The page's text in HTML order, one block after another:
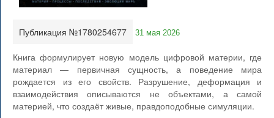
Публикация №1780254677 31 мая 2026
Книга формулирует новую модель цифровой материи, где
материал — первичная сущность, а поведение мира
рождается из его свойств. Разрушение, деформация и
взаимодействия описываются не объектами, а самой
материей, что создаёт живые, правдоподобные симуляции.